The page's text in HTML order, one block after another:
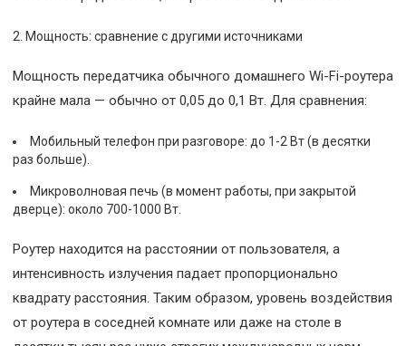
Мощность: сравнение с другими источниками
Мощность передатчика обычного домашнего Wi-Fi-роутера
крайне мала — обычно от 0,05 до 0,1 Вт. Для сравнения:
Мобильный телефон при разговоре: до 1-2 Вт (в десятки
раз больше).
Микроволновая печь (в момент работы, при закрытой
дверце): около 700-1000 Вт.
Роутер находится на расстоянии от пользователя, а
интенсивность излучения падает пропорционально
квадрату расстояния. Таким образом, уровень воздействия
от роутера в соседней комнате или даже на столе в